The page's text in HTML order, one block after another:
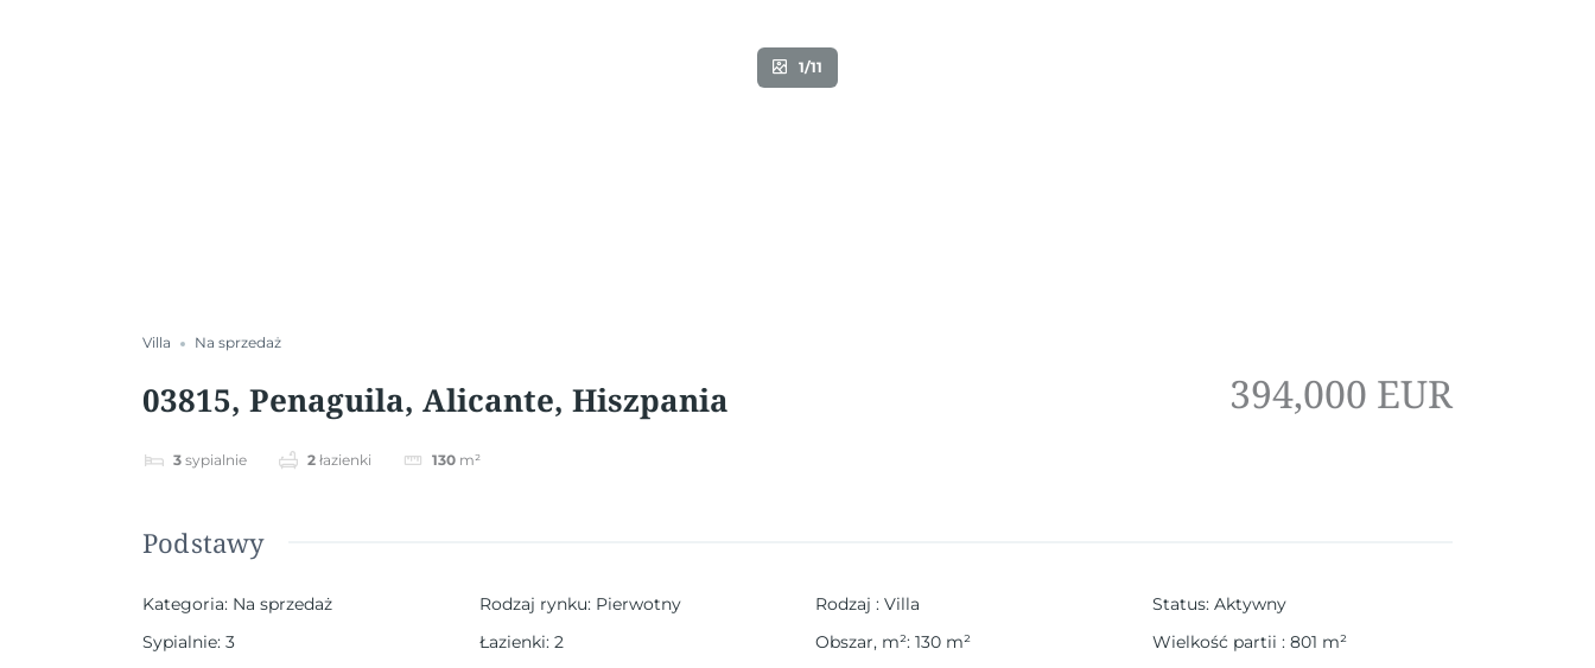
1/11
Villa Na sprzedaż
03815, Penaguila, Alicante, Hiszpania
3 sypialnie 2 łazienki 130 m²
394,000 EUR
Podstawy
Kategoria: Na sprzedaż Rodzaj rynku: Pierwotny Rodzaj : Villa Status: Aktywny
Sypialnie: 3 Łazienki: 2 Obszar, m²: 130 m² Wielkość partii : 801 m²